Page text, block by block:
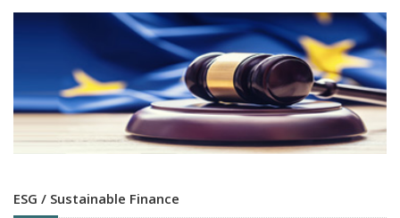
ESG / Sustainable Finance